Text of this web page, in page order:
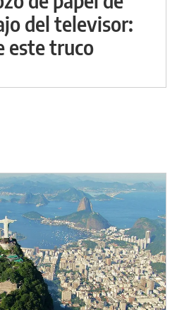
del televisor:
este truco